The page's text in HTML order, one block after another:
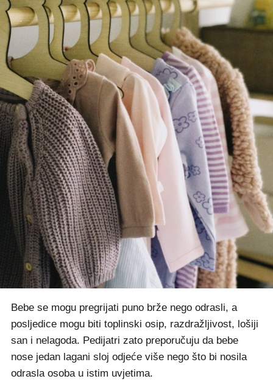
Bebe se mogu pregrijati puno brže nego odrasli, a
posljedice mogu biti toplinski osip, razdražljivost, lošiji
san i nelagoda. Pedijatri zato preporučuju da bebe
nose jedan lagani sloj odjeće više nego što bi nosila
odrasla osoba u istim uvjetima.